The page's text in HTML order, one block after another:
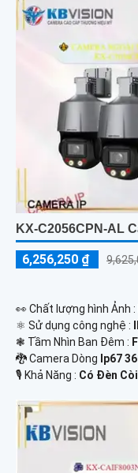
KX-C2056CPN-AL
6,256,250 ₫
️👀 Chất lượng hình Ảnh :
⚛️ Sử dụng công nghệ :
❃ Tầm Nhìn Ban Đêm :
🐉️ Camera Dòng Ip67
️🎙 Khả Năng : Có Ðèn